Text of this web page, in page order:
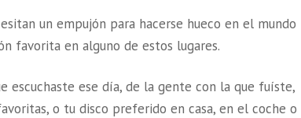
un empujón para hacerse hueco en el mundo
favorita en alguno de estos lugares.
escuchaste ese día, de la gente con la que fuíste,
o tu disco preferido en casa, en el coche o